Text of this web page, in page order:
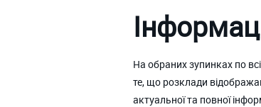
На обраних зупинках по
те, що розклади
актуальної та повної